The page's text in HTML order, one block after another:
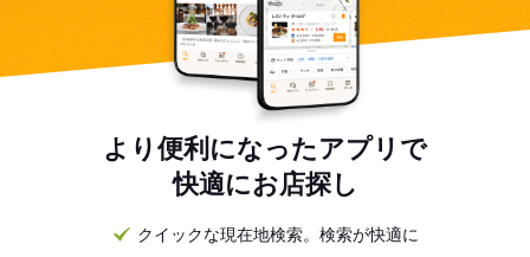
より便利になったアプリで
快適にお店探し
クイックな現在地検索。検索が快適に